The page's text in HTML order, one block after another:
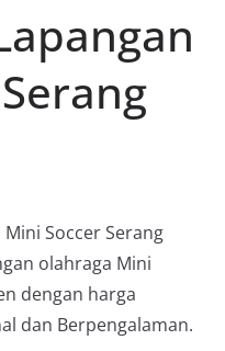
Soccer Serang
olahraga Mini
dengan harga
dan Berpengalaman.